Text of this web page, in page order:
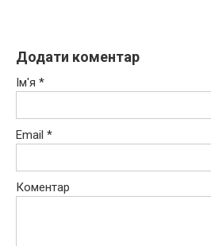
Додати коментар
Ім'я *
Email *
Коментар